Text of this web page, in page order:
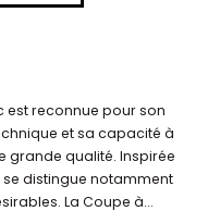
est reconnue pour son
et sa capacité à
grande qualité. Inspirée
distingue notamment
La Coupe à...